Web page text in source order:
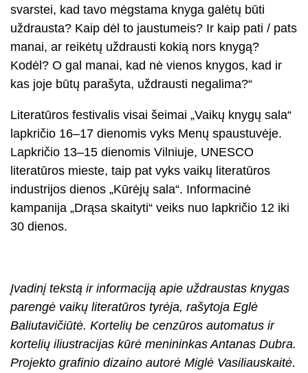
svarstei, kad tavo mėgstama knyga galėtų būti
uždrausta? Kaip dėl to jaustumeis? Ir kaip pati / pats
manai, ar reikėtų uždrausti kokią nors knygą?
Kodėl? O gal manai, kad nė vienos knygos, kad ir
kas joje būtų parašyta, uždrausti negalima?“
Literatūros festivalis visai šeimai „Vaikų knygų sala“
lapkričio 16–17 dienomis vyks Menų spaustuvėje.
Lapkričio 13–15 dienomis Vilniuje, UNESCO
literatūros mieste, taip pat vyks vaikų literatūros
industrijos dienos „Kūrėjų sala“. Informacinė
kampanija „Drąsa skaityti“ veiks nuo lapkričio 12 iki
30 dienos.
Įvadinį tekstą ir informaciją apie uždraustas knygas
parengė vaikų literatūros tyrėja, rašytoja Eglė
Baliutavičiūtė. Kortelių be cenzūros automatus ir
kortelių iliustracijas kūrė menininkas Antanas Dubra.
Projekto grafinio dizaino autorė Miglė Vasiliauskaitė.